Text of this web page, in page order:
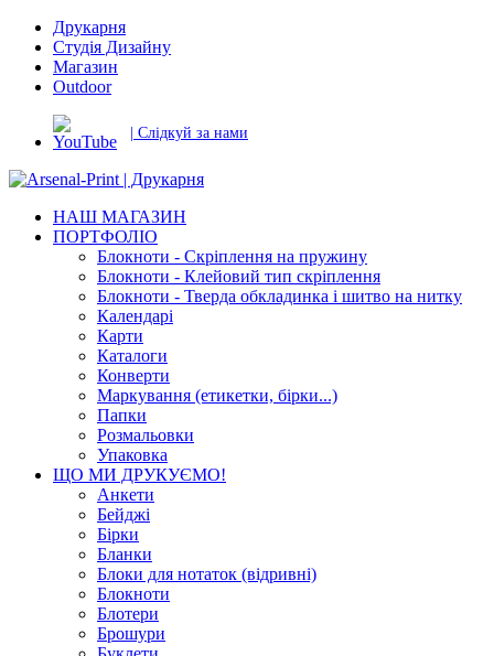
Друкарня
Студія Дизайну
Магазин
Outdoor
| Слідкуй за нами
НАШ МАГАЗИН
ПОРТФОЛІО
Блокноти - Скріплення на пружину
Блокноти - Клейовий тип скріплення
Блокноти - Тверда обкладинка і шитво на нитку
Календарі
Карти
Каталоги
Конверти
Маркування (етикетки, бірки...)
Папки
Розмальовки
Упаковка
ЩО МИ ДРУКУЄМО!
Анкети
Бейджі
Бірки
Бланки
Блоки для нотаток (відривні)
Блокноти
Блотери
Брошури